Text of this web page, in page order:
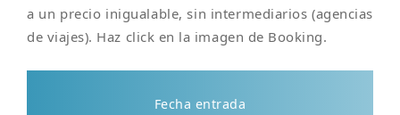
a un precio inigualable, sin intermediarios (agencias
de viajes). Haz click en la imagen de Booking.
Fecha entrada